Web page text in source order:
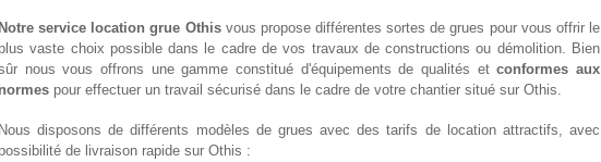
Notre service location grue Othisvous propose différentes sortes de grues pour vous offrir le
plus vaste choix possible dans le cadre de vos travaux de constructions ou démolition. Bien
nous vous offrons une gamme constitué d'équipements de qualités etconformes aux
normes pour effectuer un travail sécurisé dans le cadre de votre chantier situé sur Othis.
Nous disposons de différents modèles de grues avec des tarifs de location attractifs, avec
possibilité de livraison rapide sur Othis :